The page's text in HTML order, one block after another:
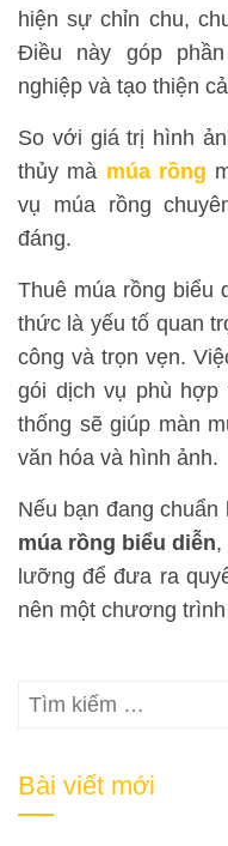
hiện sự chỉn chu,
Điều này góp
nghiệp và tạo thiện
So với giá trị hình
thủy mà múa rồng
vụ múa rồng
đáng.
Thuê múa rồng biểu
thức là yếu tố quan
công và trọn vẹn.
gói dịch vụ phù hợp
thống sẽ giúp màn
văn hóa và hình ảnh.
Nếu bạn đang
múa rồng biểu diễn,
lưỡng để đưa ra
nên một chương
Tìm
Bài viết mới